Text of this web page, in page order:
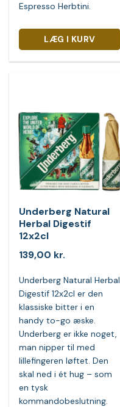
Espresso Herbtini.
LÆG I KURV
Underberg Natural
Herbal Digestif
12x2cl
139,00 kr.
Underberg Natural Herbal
Digestif 12x2cl er den
klassiske bitter i en
handy to-go æske.
Underberg er ikke noget,
man nipper til med
lillefingeren løftet. Den
skal ned i ét hug – som
en tysk
kommandobeslutning.